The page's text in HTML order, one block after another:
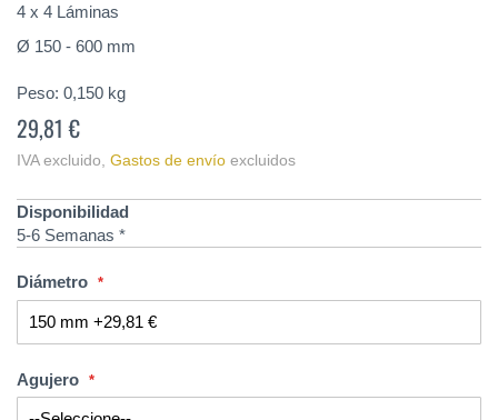
imágenes
4 x 4 Láminas
Ø 150 - 600 mm
Peso: 0,150 kg
29,81 €
IVA excluido, Gastos de envío excluidos
Disponibilidad
5-6 Semanas *
Diámetro
Agujero